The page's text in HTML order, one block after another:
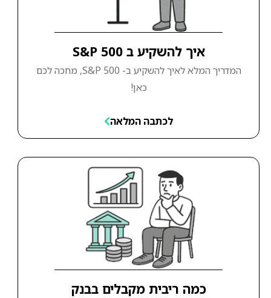
איך להשקיע ב S&P 500
המדריך המלא לאיך להשקיע ב- S&P 500, מחכה לכם
כאן!
לכתבה המלאה
כמה ריבית מקבלים בבנק